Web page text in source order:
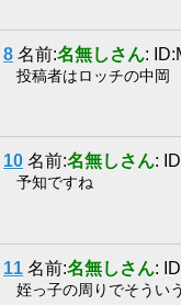
8 名前:名無しさん:
投稿者はロッチの中岡
10 名前:名無しさん:
予知ですね
11 名前:名無しさん:
姪っ子の周りでそうい